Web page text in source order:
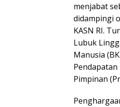
menjabat
didampingi
KASN RI.
Lubuk
Manusia
Pimpinan